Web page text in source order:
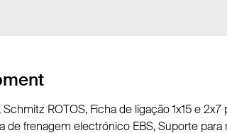
ROTOS, Ficha de ligação 1x15 e
de frenagem electrónico EBS, Suporte